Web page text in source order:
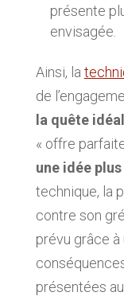
présente
envisagée.
Ainsi, la
de
la quête
« offre
une idée
technique, la
contre son
prévu grâce
présentées